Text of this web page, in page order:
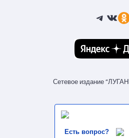
Сетевое издание
Есть вопрос?